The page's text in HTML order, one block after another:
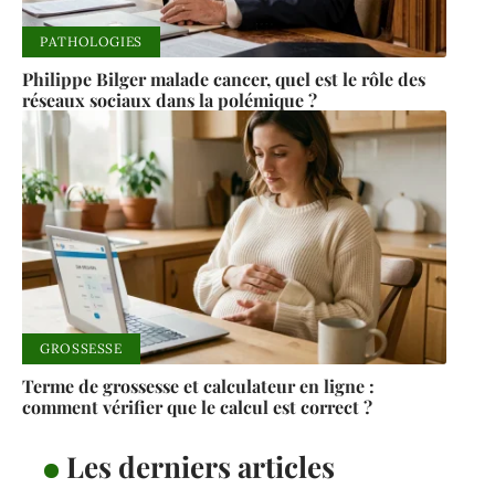
PATHOLOGIES
Philippe Bilger malade cancer, quel est le rôle des
réseaux sociaux dans la polémique ?
GROSSESSE
Terme de grossesse et calculateur en ligne :
comment vérifier que le calcul est correct ?
Les derniers articles